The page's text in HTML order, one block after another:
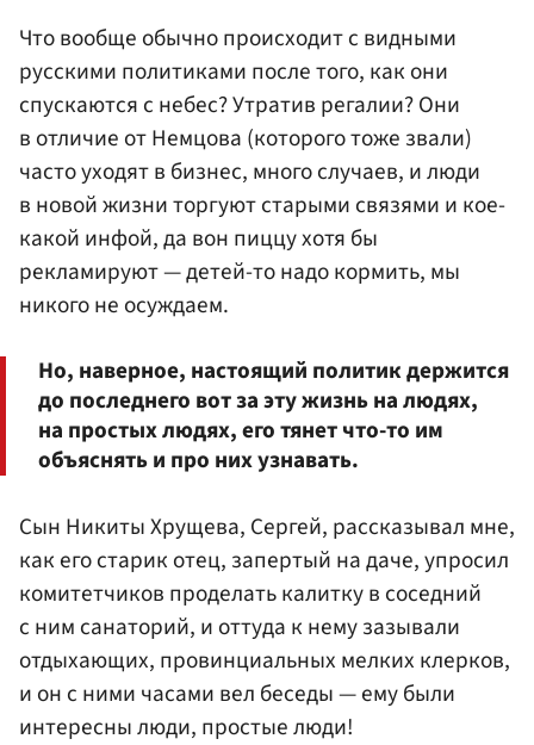
Что вообще обычно происходит с видными
русскими политиками после того, как они
спускаются с небес? Утратив регалии? Они
в отличие от Немцова (которого тоже звали)
часто уходят в бизнес, много случаев, и люди
в новой жизни торгуют старыми связями и кое-
какой инфой, да вон пиццу хотя бы
рекламируют — детей-то надо кормить, мы
никого не осуждаем.
Но, наверное, настоящий политик держится
до последнего вот за эту жизнь на людях,
на простых людях, его тянет что-то им
объяснять и про них узнавать.
Сын Никиты Хрущева, Сергей, рассказывал мне,
как его старик отец, запертый на даче, упросил
комитетчиков проделать калитку в соседний
с ним санаторий, и оттуда к нему зазывали
отдыхающих, провинциальных мелких клерков,
и он с ними часами вел беседы — ему были
интересны люди, простые люди!